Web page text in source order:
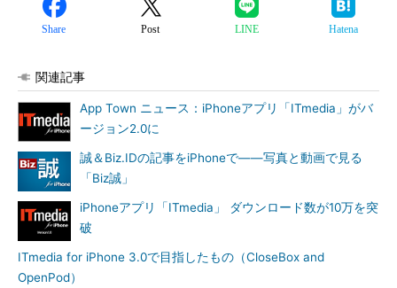
Share Post LINE Hatena
関連記事
App Town ニュース：iPhoneアプリ「ITmedia」がバ
ージョン2.0に
誠＆Biz.IDの記事をiPhoneで――写真と動画で見る
「Biz誠」
iPhoneアプリ「ITmedia」 ダウンロード数が10万を突
破
ITmedia for iPhone 3.0で目指したもの（CloseBox and
OpenPod）